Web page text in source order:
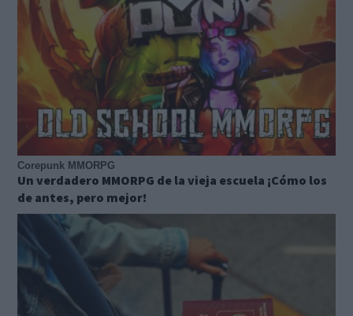
Corepunk MMORPG
Un verdadero MMORPG de la vieja escuela ¡Cómo los
de antes, pero mejor!